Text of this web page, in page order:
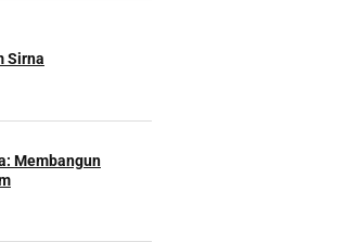
Sirna
Membangun